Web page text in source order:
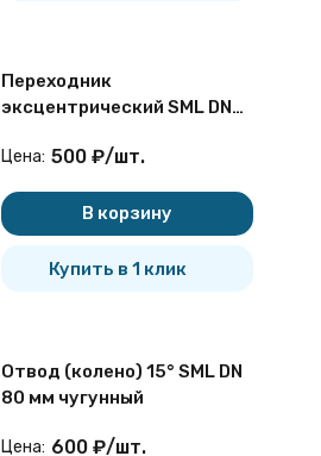
Переходник
эксцентрический SML DN
Цена: 500 ₽/шт.
В корзину
Купить в 1 клик
Отвод (колено) 15° SML DN
80 мм чугунный
Цена: 600 ₽/шт.